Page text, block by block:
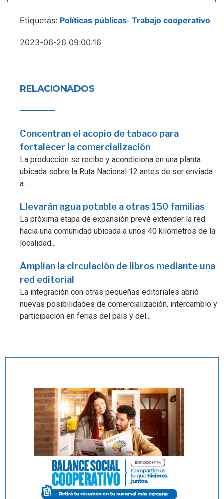
Etiquetas: Políticas públicas- Trabajo cooperativo
2023-06-26 09:00:16
RELACIONADOS
Concentran el acopio de tabaco para
fortalecer la comercialización
La producción se recibe y acondiciona en una planta
ubicada sobre la Ruta Nacional 12 antes de ser enviada
a...
Llevarán agua potable a otras 150 familias
La próxima etapa de expansión prevé extender la red
hacia una comunidad ubicada a unos 40 kilómetros de la
localidad...
Amplían la circulación de libros mediante una
red editorial
La integración con otras pequeñas editoriales abrió
nuevas posibilidades de comercialización, intercambio y
participación en ferias del país y del...